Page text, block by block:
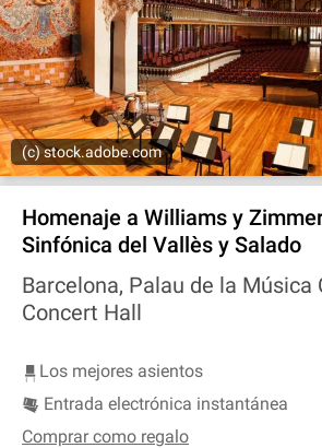
(c) stock.adobe.com
Homenaje a Williams y
Sinfónica del Vallès y Salado
Barcelona, Palau de la
Concert Hall
Los mejores asientos
Entrada electrónica instantánea
Comprar como regalo